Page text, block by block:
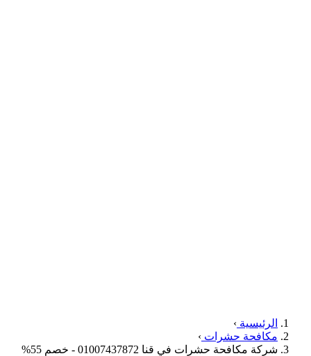
حشرات
مكافحة حشرات في قنا 01007437872 - خصم 55%